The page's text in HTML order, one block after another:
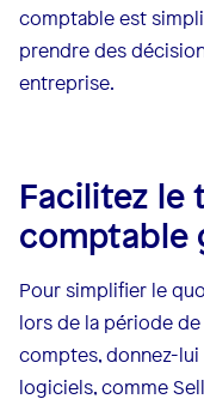
comptable est
prendre des
entreprise.
Facilitez le
comptable
Pour simplifier le
lors de la période
comptes, donnez-lui
logiciels, comme